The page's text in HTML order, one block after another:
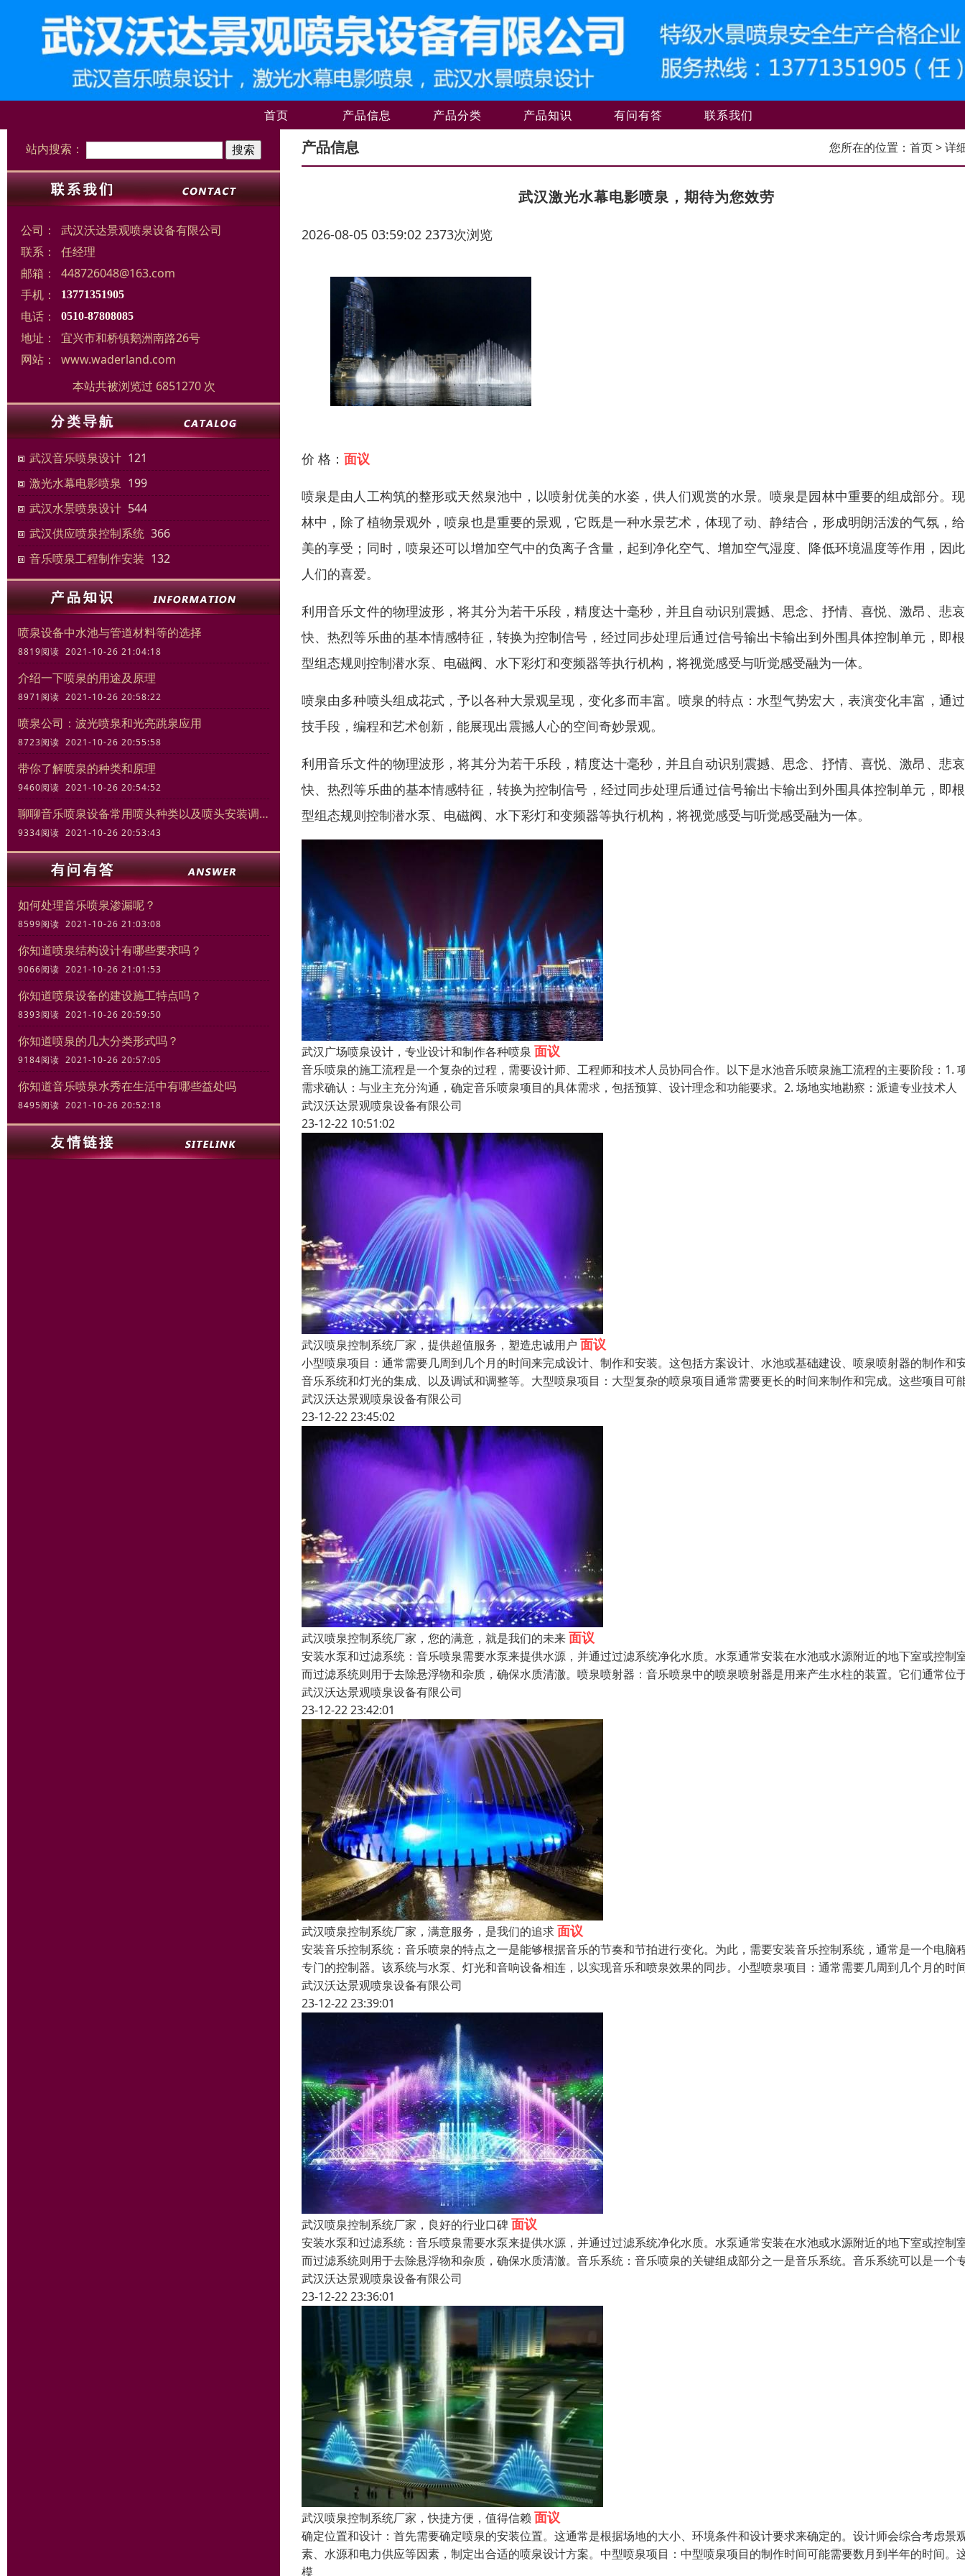
首页 产品信息 产品分类 产品知识 有问有答 联系我们
站内搜索：
公司：
武汉沃达景观喷泉设备有限公司
联系：
任经理
邮箱：
448726048@163.com
手机：
13771351905
电话： 0510-87808085
地址：
宜兴市和桥镇鹅洲南路26号
网站：
www.waderland.com
本站共被浏览过 6851270 次
武汉音乐喷泉设计 121
激光水幕电影喷泉 199
武汉水景喷泉设计 544
武汉供应喷泉控制系统 366
音乐喷泉工程制作安装 132
喷泉设备中水池与管道材料等的选择
8819阅读 2021-10-26 21:04:18
介绍一下喷泉的用途及原理
8971阅读 2021-10-26 20:58:22
喷泉公司：波光喷泉和光亮跳泉应用
8723阅读 2021-10-26 20:55:58
带你了解喷泉的种类和原理
9460阅读 2021-10-26 20:54:52
聊聊音乐喷泉设备常用喷头种类以及喷头安装调试规范
9334阅读 2021-10-26 20:53:43
如何处理音乐喷泉渗漏呢？
8599阅读 2021-10-26 21:03:08
你知道喷泉结构设计有哪些要求吗？
9066阅读 2021-10-26 21:01:53
你知道喷泉设备的建设施工特点吗？
8393阅读 2021-10-26 20:59:50
你知道喷泉的几大分类形式吗？
9184阅读 2021-10-26 20:57:05
你知道音乐喷泉水秀在生活中有哪些益处吗
8495阅读 2021-10-26 20:52:18
产品信息 您所在的位置： 首页> 详
武汉激光水幕电影喷泉，期待为您效劳
2026-08-05 03:59:02 2373次浏览
价 格： 面议
喷泉是由人工构筑的整形或天然泉池中，以喷射优美的水姿，供人们观赏的水景。喷泉是园林中重要的组成部分。
林中，除了植物景观外，喷泉也是重要的景观，它既是一种水景艺术，体现了动、静结合，形成明朗活泼的气氛，
美的享受；同时，喷泉还可以增加空气中的负离子含量，起到净化空气、增加空气湿度、降低环境温度等作用，因
人们的喜爱。
利用音乐文件的物理波形，将其分为若干乐段，精度达十毫秒，并且自动识别震撼、思念、抒情、喜悦、激昂、悲
快、热烈等乐曲的基本情感特征，转换为控制信号，经过同步处理后通过信号输出卡输出到外围具体控制单元，即
型组态规则控制潜水泵、电磁阀、水下彩灯和变频器等执行机构，将视觉感受与听觉感受融为一体。
喷泉由多种喷头组成花式，予以各种大景观呈现，变化多而丰富。喷泉的特点：水型气势宏大，表演变化丰富，通
技手段，编程和艺术创新，能展现出震撼人心的空间奇妙景观。
利用音乐文件的物理波形，将其分为若干乐段，精度达十毫秒，并且自动识别震撼、思念、抒情、喜悦、激昂、悲
快、热烈等乐曲的基本情感特征，转换为控制信号，经过同步处理后通过信号输出卡输出到外围具体控制单元，即
型组态规则控制潜水泵、电磁阀、水下彩灯和变频器等执行机构，将视觉感受与听觉感受融为一体。
武汉广场喷泉设计，专业设计和制作各种喷泉 面议
音乐喷泉的施工流程是一个复杂的过程，需要设计师、工程师和技术人员协同合作。以下是水池音乐喷泉施工流程的主要阶段：1.
需求确认：与业主充分沟通，确定音乐喷泉项目的具体需求，包括预算、设计理念和功能要求。2. 场地实地勘察：派遣专业技术人
武汉沃达景观喷泉设备有限公司
23-12-22 10:51:02
武汉喷泉控制系统厂家，提供超值服务，塑造忠诚用户 面议
小型喷泉项目：通常需要几周到几个月的时间来完成设计、制作和安装。这包括方案设计、水池或基础建设、喷泉喷射器的制作和
音乐系统和灯光的集成、以及调试和调整等。大型喷泉项目：大型复杂的喷泉项目通常需要更长的时间来制作和完成。这些项目可
武汉沃达景观喷泉设备有限公司
23-12-22 23:45:02
武汉喷泉控制系统厂家，您的满意，就是我们的未来面议
安装水泵和过滤系统：音乐喷泉需要水泵来提供水源，并通过过滤系统净化水质。水泵通常安装在水池或水源附近的地下室或控制
而过滤系统则用于去除悬浮物和杂质，确保水质清澈。喷泉喷射器：音乐喷泉中的喷泉喷射器是用来产生水柱的装置。它们通常位
武汉沃达景观喷泉设备有限公司
23-12-22 23:42:01
武汉喷泉控制系统厂家，满意服务，是我们的追求面议
安装音乐控制系统：音乐喷泉的特点之一是能够根据音乐的节奏和节拍进行变化。为此，需要安装音乐控制系统，通常是一个电脑
专门的控制器。该系统与水泵、灯光和音响设备相连，以实现音乐和喷泉效果的同步。小型喷泉项目：通常需要几周到几个月的时
武汉沃达景观喷泉设备有限公司
23-12-22 23:39:01
武汉喷泉控制系统厂家，良好的行业口碑面议
安装水泵和过滤系统：音乐喷泉需要水泵来提供水源，并通过过滤系统净化水质。水泵通常安装在水池或水源附近的地下室或控制
而过滤系统则用于去除悬浮物和杂质，确保水质清澈。音乐系统：音乐喷泉的关键组成部分之一是音乐系统。音乐系统可以是一个
武汉沃达景观喷泉设备有限公司
23-12-22 23:36:01
武汉喷泉控制系统厂家，快捷方便，值得信赖 面议
确定位置和设计：首先需要确定喷泉的安装位置。这通常是根据场地的大小、环境条件和设计要求来确定的。设计师会综合考虑景
素、水源和电力供应等因素，制定出合适的喷泉设计方案。中型喷泉项目：中型喷泉项目的制作时间可能需要数月到半年的时间。
模